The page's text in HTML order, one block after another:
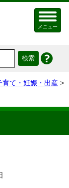
メニュー
育て・妊娠・出産 >